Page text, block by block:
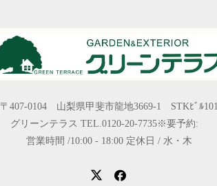
〒407-0104 山梨県甲斐市龍地3669-1 STKﾋﾞﾙ101
グリーンテラス TEL.0120-20-7735※要予約:
営業時間 /10:00 - 18:00 定休日 / 水・木